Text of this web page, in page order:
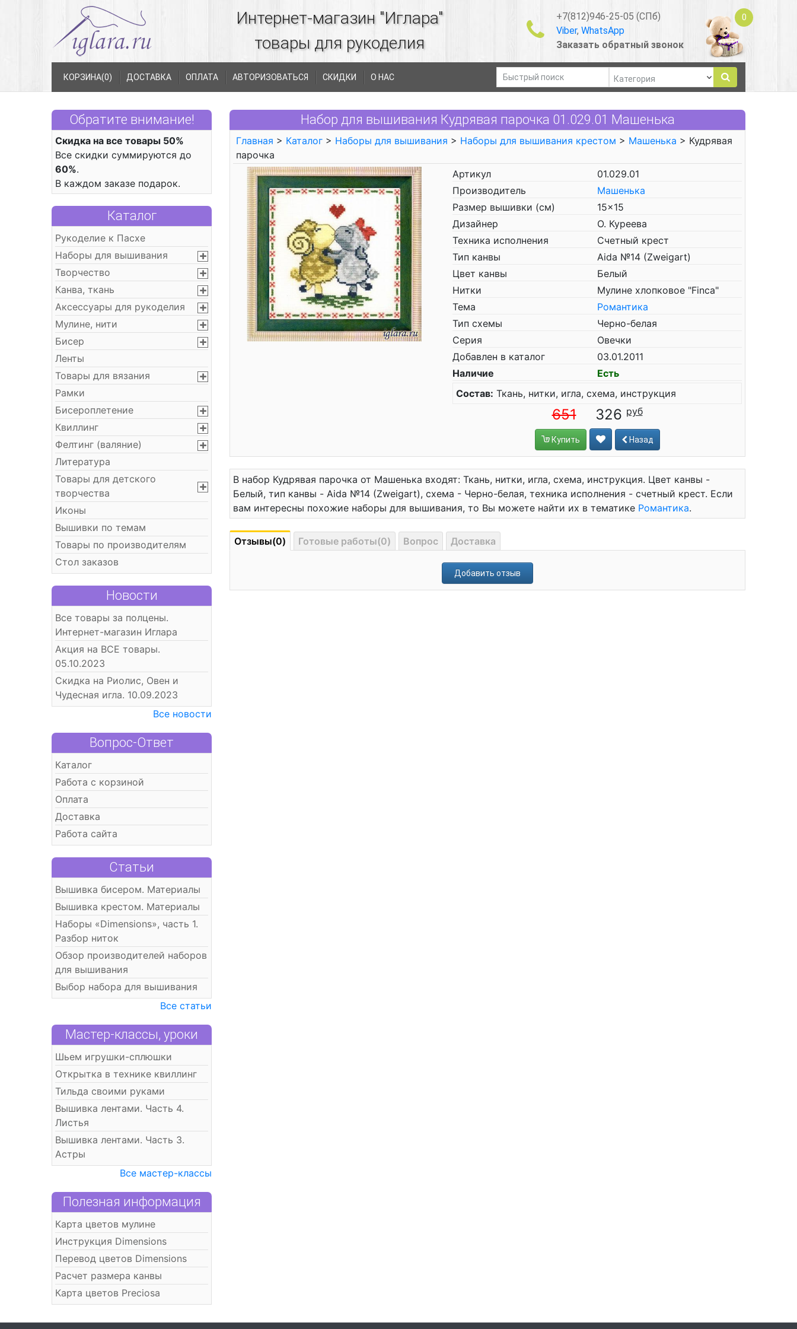
Интернет-магазин "Иглара"
товары для рукоделия
+7(812)946-25-05 (СПб)
Viber, WhatsApp
Заказать обратный звонок
0
КОРЗИНА(0) ДОСТАВКА ОПЛАТА АВТОРИЗОВАТЬСЯ СКИДКИ О НАС
Обратите внимание!
Скидка на все товары 50%
Все скидки суммируются до
60%.
В каждом заказе подарок.
Каталог
Рукоделие к Пасхе
Наборы для вышивания
Творчество
Канва, ткань
Аксессуары для рукоделия
Мулине, нити
Бисер
Ленты
Товары для вязания
Рамки
Бисероплетение
Квиллинг
Фелтинг (валяние)
Литература
Товары для детского
творчества
Иконы
Вышивки по темам
Товары по производителям
Стол заказов
Новости
Все товары за полцены.
Интернет-магазин Иглара
Акция на ВСЕ товары.
05.10.2023
Скидка на Риолис, Овен и
Чудесная игла. 10.09.2023
Все новости
Вопрос-Ответ
Каталог
Работа с корзиной
Оплата
Доставка
Работа сайта
Статьи
Вышивка бисером. Материалы
Вышивка крестом. Материалы
Наборы «Dimensions», часть 1.
Разбор ниток
Обзор производителей наборов
для вышивания
Выбор набора для вышивания
Все статьи
Мастер-классы, уроки
Шьем игрушки-сплюшки
Открытка в технике квиллинг
Тильда своими руками
Вышивка лентами. Часть 4.
Листья
Вышивка лентами. Часть 3.
Астры
Все мастер-классы
Полезная информация
Карта цветов мулине
Инструкция Dimensions
Перевод цветов Dimensions
Расчет размера канвы
Карта цветов Preciosa
Набор для вышивания Кудрявая парочка 01.029.01 Машенька
Главная > Каталог > Наборы для вышивания > Наборы для вышивания крестом > Машенька > Кудрявая
парочка
Артикул
01.029.01
Производитель
Машенька
Размер вышивки (см)
15x15
Дизайнер
О. Куреева
Техника исполнения
Счетный крест
Тип канвы
Aida №14 (Zweigart)
Цвет канвы
Белый
Нитки
Мулине хлопковое "Finca"
Тема
Романтика
Тип схемы
Черно-белая
Серия
Овечки
Добавлен в каталог
03.01.2011
Наличие
Есть
Состав: Ткань, нитки, игла, схема, инструкция
651 326
Купить Назад
В набор Кудрявая парочка от Машенька входят: Ткань, нитки, игла, схема, инструкция. Цвет канвы -
Белый, тип канвы - Aida №14 (Zweigart), схема - Черно-белая, техника исполнения - счетный крест. Если
вам интересны похожие наборы для вышивания, то Вы можете найти их в тематике Романтика.
Отзывы(0) Готовые работы(0) Вопрос Доставка
Добавить отзыв